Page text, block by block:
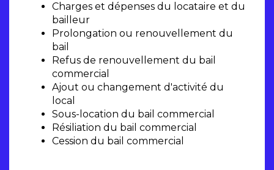
Charges et dépenses du locataire et du
bailleur
Prolongation ou renouvellement du
bail
Refus de renouvellement du bail
commercial
Ajout ou changement d'activité du
local
Sous-location du bail commercial
Résiliation du bail commercial
Cession du bail commercial